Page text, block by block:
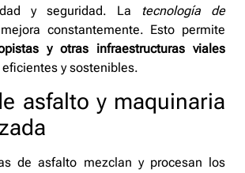
y seguridad. La tecnología de
constantemente. Esto permite
y otras infraestructuras viales
y sostenibles.
asfalto y maquinaria
de asfalto mezclan y procesan los